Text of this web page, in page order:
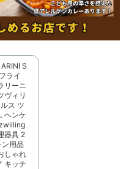
S
ライ
リーニ
ヴィリ
ス ツ
ヘンケ
器具 2
用品
しゃれ
キッチ